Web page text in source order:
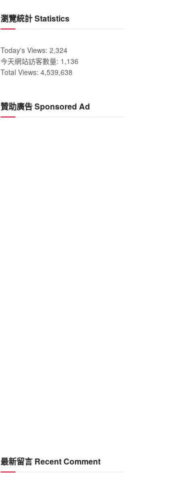
瀏覽統計 Statistics
Today's Views: 2,324
今天網站訪客數量: 1,136
Total Views: 4,539,638
贊助廣告 Sponsored Ad
最新留言 Recent Comment